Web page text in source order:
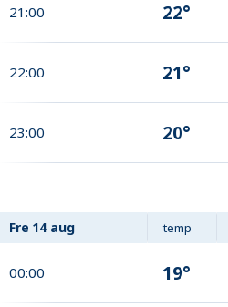
21:00 22°
22:00 21°
23:00 20°
Fre 14 aug temp
00:00 19°